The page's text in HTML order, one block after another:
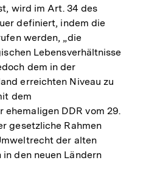
wird im Art. 34 des
definiert, indem die
werden, „die
Lebensverhältnisse
dem in der
erreichten Niveau zu
dem
DDR vom 29.
gesetzliche Rahmen
der alten
den neuen Ländern